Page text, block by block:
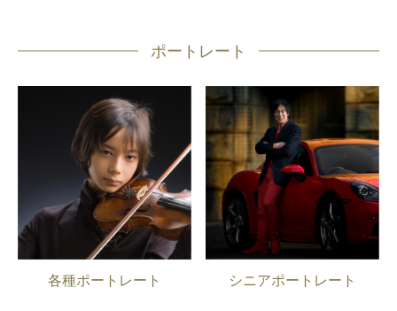
ポートレート
各種ポートレート シニアポートレート